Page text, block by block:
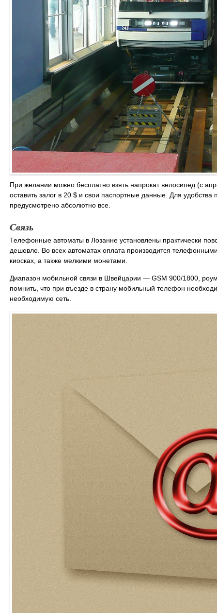
При желании можно бесплатно взять напрокат велосипед (с
оставить залог в 20 $ и свои паспортные данные. Для
предусмотрено абсолютно все.
Связь
Телефонные автоматы в Лозанне установлены практически
дешевле. Во всех автоматах оплата производится
киосках, а также мелкими монетами.
Диапазон мобильной связи в Швейцарии — GSM 900/1800,
помнить, что при въезде в страну мобильный телефон
необходимую сеть.